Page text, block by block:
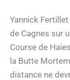
Yannick Fertillet
de Cagnes sur
Course de
la Butte
distance ne